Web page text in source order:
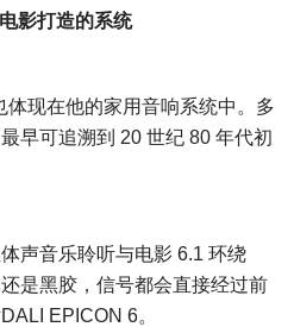
影打造的系统
现在他的家用音响系统中。多
早可追溯到 20 世纪 80 年代初
声音乐聆听与电影 6.1 环绕
是黑胶，信号都会直接经过前
EPICON 6。